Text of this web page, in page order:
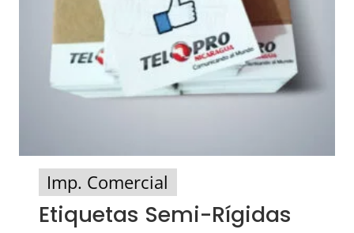
Imp. Comercial
Etiquetas Semi-Rígidas